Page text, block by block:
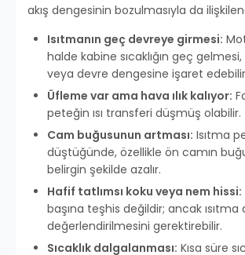
akış dengesinin bozulmasıyla da
Isıtmanın geç devreye girmesi:
halde kabine sıcaklığın geç gelmesi,
veya devre dengesine işaret
Üfleme var ama hava ılık kalıyor:
peteğin ısı transferi düşmüş olabilir.
Cam buğusunun artması: Isıtma
düştüğünde, özellikle ön camın
belirgin şekilde azalır.
Hafif tatlımsı koku veya nem hissi:
başına teşhis değildir; ancak ısıtma
değerlendirilmesini gerektirebilir.
Sıcaklık dalgalanması: Kısa süre